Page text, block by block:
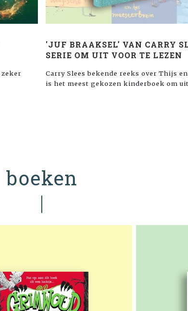
'JUF BRAAKSEL' VAN CARRY
SERIE OM UIT VOOR TE LEZEN
Carry Slees bekende reeks over Thijs
is het meest gekozen kinderboek om
boeken